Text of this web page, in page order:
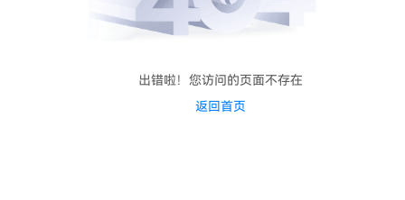
出错啦！您访问的页面不存在
返回首页